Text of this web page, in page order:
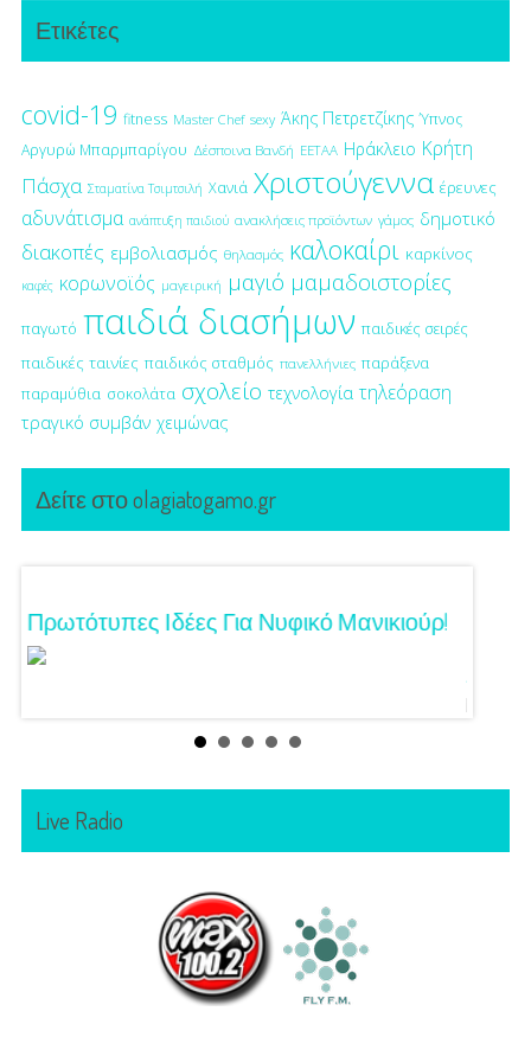
Ετικέτες
covid-19 fitness Master Chef sexy Άκης Πετρετζίκης Ύπνος
Αργυρώ Μπαρμπαρίγου Δέσποινα Βανδή ΕΕΤΑΑ Ηράκλειο Κρήτη
Πάσχα Σταματίνα Τσιμτσιλή Χανιά Χριστούγεννα έρευνες
αδυνάτισμα ανάπτυξη παιδιού ανακλήσεις προϊόντων γάμος δημοτικό
διακοπές εμβολιασμός θηλασμός καλοκαίρι καρκίνος
καφές κορωνοϊός μαγειρική μαγιό μαμαδοιστορίες
παγωτό παιδιά διασήμων παιδικές σειρές
παιδικές ταινίες παιδικός σταθμός πανελλήνιες παράξενα
παραμύθια σοκολάτα σχολείο τεχνολογία τηλεόραση
τραγικό συμβάν χειμώνας
Δείτε στο olagiatogamo.gr
Πρωτότυπες Ιδέες Για Νυφικό Μανικιούρ!
Live Radio